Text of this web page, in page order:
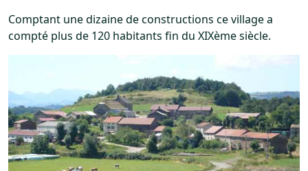
Comptant une dizaine de constructions ce village a
compté plus de 120 habitants fin du XIXème siècle.